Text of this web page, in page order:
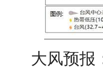
大风预报